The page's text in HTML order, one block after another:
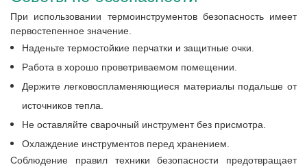
При использовании термоинструментов безопасность имеет
первостепенное значение.
Наденьте термостойкие перчатки и защитные очки.
Работа в хорошо проветриваемом помещении.
Держите легковоспламеняющиеся материалы подальше от
источников тепла.
Не оставляйте сварочный инструмент без присмотра.
Охлаждение инструментов перед хранением.
Соблюдение правил техники безопасности предотвращает